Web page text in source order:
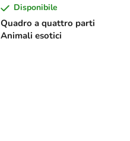
Quadro a quattro parti
Animali esotici
Disponibile